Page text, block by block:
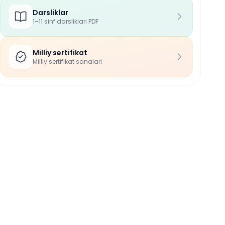
Darsliklar
1–11 sinf darsliklari PDF
Milliy sertifikat
Milliy sertifikat sanalari